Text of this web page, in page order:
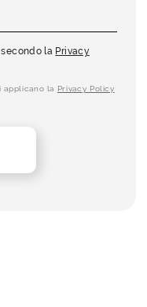
la Privacy
applicano la Privacy Policy